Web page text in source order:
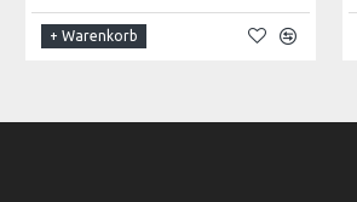
+ Warenkorb